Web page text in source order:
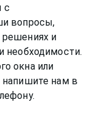
с
вопросы,
и
необходимости.
окна или
напишите нам в